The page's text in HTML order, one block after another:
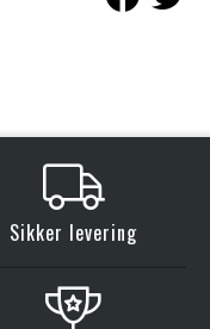
Sikker levering